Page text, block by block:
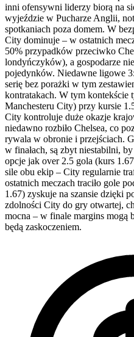
inni ofensywni liderzy biorą na
wyjeździe w Pucharze Anglii,
spotkaniach poza domem. W
City dominuje – w ostatnich
50% przypadków przeciwko
londyńczyków), a gospodarze
pojedynków. Niedawne ligowe
serię bez porażki w tym
kontratakach. W tym kontekście
Manchesteru City) przy kursie
City kontroluje duże okazje
niedawno rozbiło Chelsea, co
rywala w obronie i przejściach.
w finałach, są zbyt niestabilni,
opcje jak over 2.5 gola (kurs
sile obu ekip – City regularnie
ostatnich meczach traciło gole
1.67) zyskuje na szansie dzięki
zdolności City do gry otwartej,
mocna – w finale margins mogą
będą zaskoczeniem.